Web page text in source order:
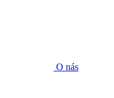
O nás